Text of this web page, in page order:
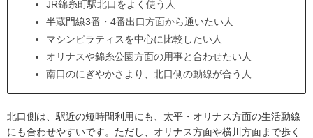
JR錦糸町駅北口をよく使う人
半蔵門線3番・4番出口方面から通いたい人
マシンピラティスを中心に比較したい人
オリナスや錦糸公園方面の用事と合わせたい人
南口のにぎやかさより、北口側の動線が合う人
北口側は、駅近の短時間利用にも、太平・オリナス方面の生活動線
にも合わせやすいです。ただし、オリナス方面や横川方面まで歩く